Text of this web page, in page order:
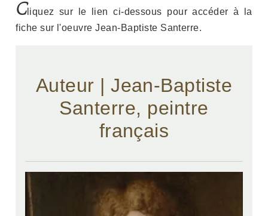
Cliquez sur le lien ci-dessous pour accéder à la
fiche sur l'oeuvre Jean-Baptiste Santerre.
Auteur | Jean-Baptiste
Santerre, peintre
français